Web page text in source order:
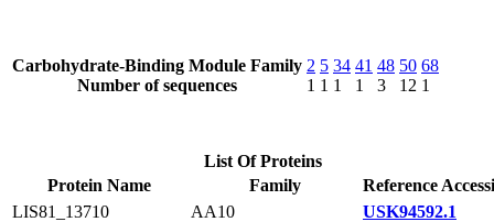
Carbohydrate-Binding Module Family
Number of sequences
2
1
5
1
34
1
41
1
48
3
50
12
68
1
List Of Proteins
Protein Name
Family
Reference
LIS81_13710
AA10
USK94592.1